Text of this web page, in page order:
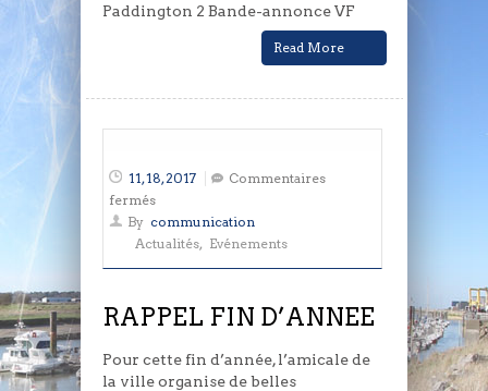
Paddington 2 Bande-annonce VF
Read More
11, 18, 2017
Commentaires
ferméssur
RAPPEL
FIN
By communication
Actualités, Evénements
RAPPEL FIN D’ANNEE
Pour cette fin d’année, l’amicale de
la ville organise de belles